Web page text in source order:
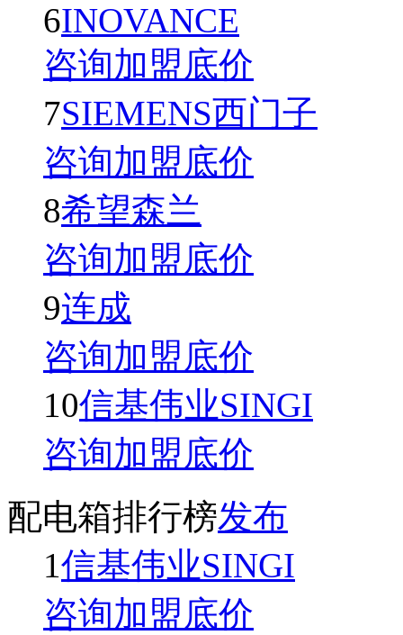
6INOVANCE
咨询加盟底价
7SIEMENS西门子
咨询加盟底价
8希望森兰
咨询加盟底价
9连成
咨询加盟底价
10信基伟业SINGI
咨询加盟底价
配电箱排行榜发布
1信基伟业SINGI
咨询加盟底价